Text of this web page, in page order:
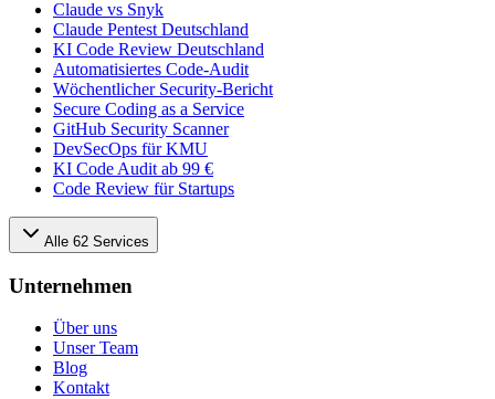
Claude vs Snyk
Claude Pentest Deutschland
KI Code Review Deutschland
Automatisiertes Code-Audit
Wöchentlicher Security-Bericht
Secure Coding as a Service
GitHub Security Scanner
DevSecOps für KMU
KI Code Audit ab 99 €
Code Review für Startups
Alle 62 Services
Unternehmen
Über uns
Unser Team
Blog
Kontakt